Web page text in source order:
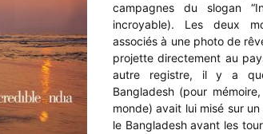
campagnes du slogan
incroyable). Les deux
associés à une photo de
projette directement au
autre registre, il y a
Bangladesh (pour
monde) avait lui misé sur
le Bangladesh avant les